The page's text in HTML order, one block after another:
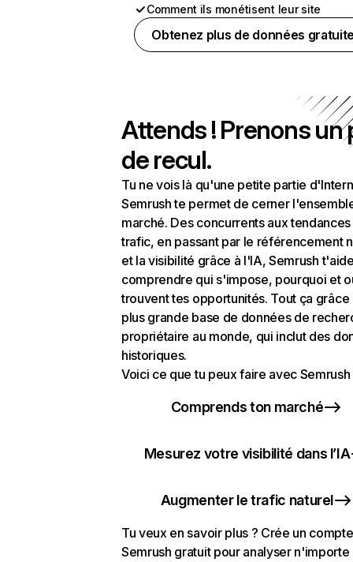
Comment ils monétisent leur site
Obtenez plus de données
Attends ! Prenons un
de recul.
Tu ne vois là qu'une petite partie
Semrush te permet de cerner
marché. Des concurrents aux
trafic, en passant par le référencement
et la visibilité grâce à l'IA, Semrush
comprendre qui s'impose, pourquoi et
trouvent tes opportunités. Tout ça grâce
plus grande base de données de
propriétaire au monde, qui inclut des
historiques.
Voici ce que tu peux faire avec Semrush
Comprends ton marché
Mesurez votre visibilité dans l’IA
Augmenter le trafic naturel
Tu veux en savoir plus ? Crée un compte
Semrush gratuit pour analyser n'importe